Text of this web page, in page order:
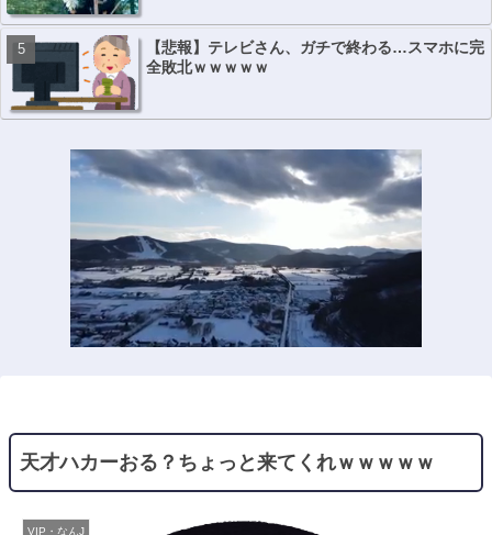
【悲報】テレビさん、ガチで終わる…スマホに完
全敗北ｗｗｗｗｗ
天才ハカーおる？ちょっと来てくれｗｗｗｗｗ
VIP・なんJ